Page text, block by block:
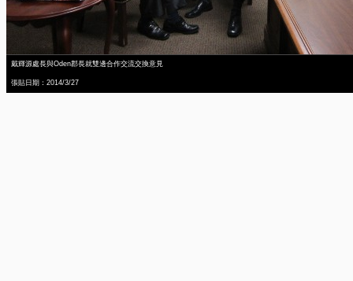
戴輝源處長與Oden郡長就雙邊合作交流交換意見
張貼日期：2014/3/27